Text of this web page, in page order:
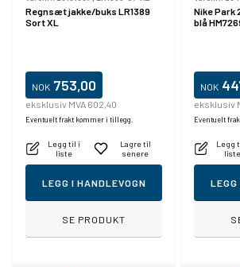
Regnsæt jakke/buks LR1389
Sort XL
NOK 753,00
eksklusiv MVA 602,40
Eventuelt frakt kommer i tillegg.
Legg til i
liste
Lagre til
senere
LEGG I HANDLEVOGN
SE PRODUKT
Nike Park
blå
NOK
eksklusiv
Eventuelt
Legg
liste
LEGG